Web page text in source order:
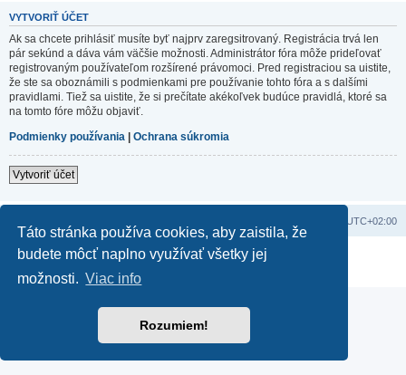
Táto stránka používa cookies, aby zaistila, že
budete môcť naplno využívať všetky jej
možnosti. Viac info
Rozumiem!
VYTVORIŤ ÚČET
Ak sa chcete prihlásiť musíte byť najprv zaregsitrovaný. Registrácia trvá len
pár sekúnd a dáva vám väčšie možnosti. Administrátor fóra môže prideľovať
registrovaným používateľom rozšírené právomoci. Pred registraciou sa uistite,
že ste sa oboznámili s podmienkami pre používanie tohto fóra a s dalšími
pravidlami. Tiež sa uistite, že si prečítate akékoľvek budúce pravidlá, ktoré sa
na tomto fóre môžu objaviť.
Podmienky používania | Ochrana súkromia
Vytvoriť účet
UTC+02:00
Založené naphpBB® Forum Software © phpBB Limited